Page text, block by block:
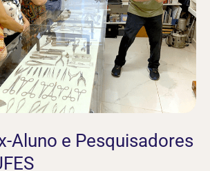
Aluno e Pesquisadores